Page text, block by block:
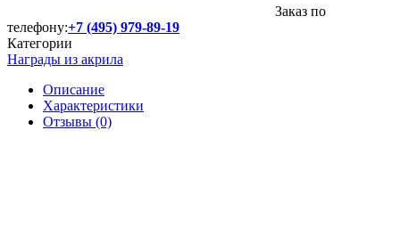
Заказ по
телефону:+7 (495) 979-89-19
Категории
Награды из акрила
Описание
Характеристики
Отзывы (0)